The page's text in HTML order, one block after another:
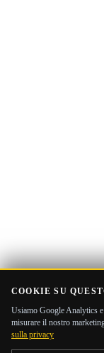
COOKIE SU
Usiamo Google Analytics
misurare il nostro
sulla privacy